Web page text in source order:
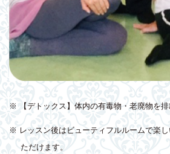
※ 【デトックス】体内の有毒物・老廃物を排
※ レッスン後はビューティフルルームで楽
ただけます。